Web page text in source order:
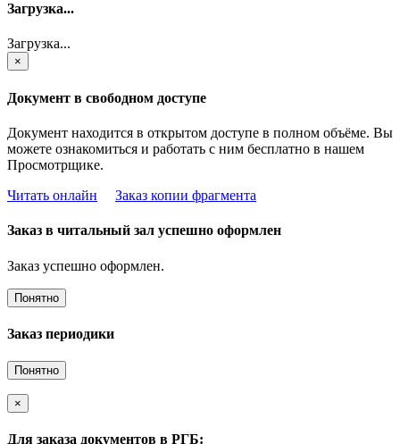
Загрузка...
Загрузка...
×
Документ в свободном доступе
Документ находится в открытом доступе в полном объёме. Вы
можете ознакомиться и работать с ним бесплатно в нашем
Просмотрщике.
Читать онлайн
Заказ копии фрагмента
Заказ в читальный зал успешно оформлен
Заказ успешно оформлен.
Понятно
Заказ периодики
Понятно
×
Для заказа документов в РГБ: